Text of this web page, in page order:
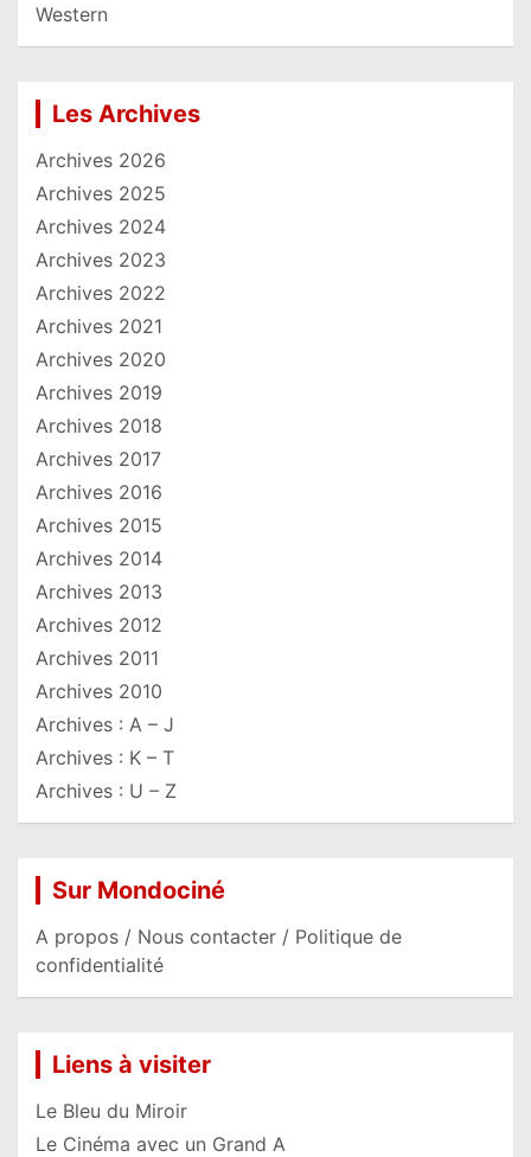
Western
Les Archives
Archives 2026
Archives 2025
Archives 2024
Archives 2023
Archives 2022
Archives 2021
Archives 2020
Archives 2019
Archives 2018
Archives 2017
Archives 2016
Archives 2015
Archives 2014
Archives 2013
Archives 2012
Archives 2011
Archives 2010
Archives : A – J
Archives : K – T
Archives : U – Z
Sur Mondociné
A propos / Nous contacter / Politique de
confidentialité
Liens à visiter
Le Bleu du Miroir
Le Cinéma avec un Grand A